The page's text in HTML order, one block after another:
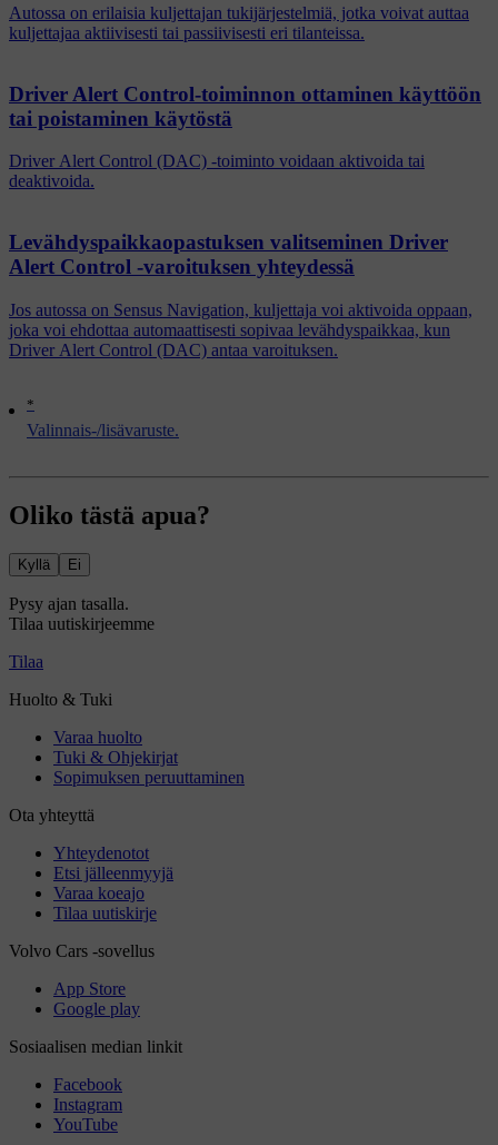
*
Valinnais-/lisävaruste.
Autossa on erilaisia kuljettajan tukijärjestelmiä, jotka voivat auttaa
kuljettajaa aktiivisesti tai passiivisesti eri tilanteissa.
Driver Alert Control-toiminnon ottaminen käyttöön
tai poistaminen käytöstä
Driver Alert Control (DAC) -toiminto voidaan aktivoida tai
deaktivoida.
Levähdyspaikkaopastuksen valitseminen Driver
Alert Control -varoituksen yhteydessä
Jos autossa on Sensus Navigation, kuljettaja voi aktivoida oppaan,
joka voi ehdottaa automaattisesti sopivaa levähdyspaikkaa, kun
Driver Alert Control (DAC) antaa varoituksen.
Oliko tästä apua?
Kyllä Ei